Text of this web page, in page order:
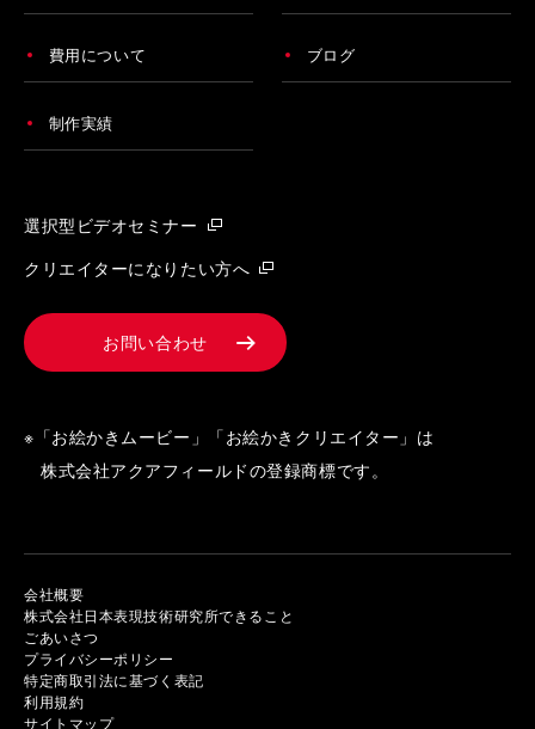
費用について ブログ
制作実績
選択型ビデオセミナー
クリエイターになりたい方へ
お問い合わせ
※「お絵かきムービー」「お絵かきクリエイター」は
株式会社アクアフィールドの登録商標です。
会社概要
株式会社日本表現技術研究所できること
ごあいさつ
プライバシーポリシー
特定商取引法に基づく表記
利用規約
サイトマップ